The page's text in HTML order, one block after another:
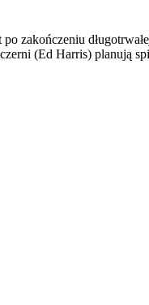
zakończeniu
(Ed Harris) planują